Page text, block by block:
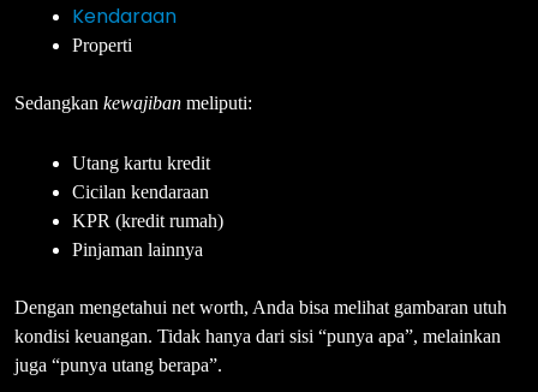
Kendaraan
Properti
Sedangkan kewajiban meliputi:
Utang kartu kredit
Cicilan kendaraan
KPR (kredit rumah)
Pinjaman lainnya
Dengan mengetahui net worth, Anda bisa melihat gambaran utuh
kondisi keuangan. Tidak hanya dari sisi “punya apa”, melainkan
juga “punya utang berapa”.